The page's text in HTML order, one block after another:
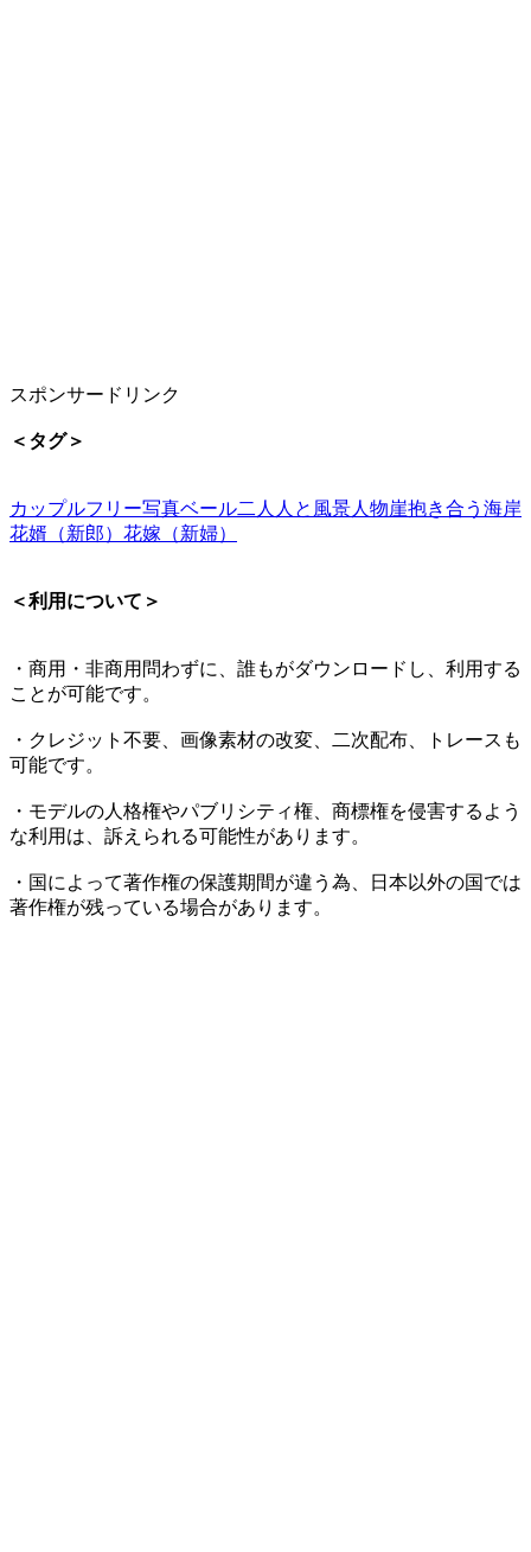
スポンサードリンク
＜タグ＞
カップルフリー写真ベール二人 人と風景人物崖抱き合う 海岸
花婿（新郎） 花嫁（新婦）
＜利用について＞
・商用・非商用問わずに、誰もがダウンロードし、利用する
ことが可能です。
・クレジット不要、画像素材の改変、二次配布、トレースも
可能です。
・モデルの人格権やパブリシティ権、商標権を侵害するよう
な利用は、訴えられる可能性があります。
・国によって著作権の保護期間が違う為、日本以外の国では
著作権が残っている場合があります。